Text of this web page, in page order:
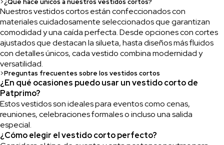
Nuestros vestidos cortos están confeccionados con
materiales cuidadosamente seleccionados que garantizan
comodidad y una caída perfecta. Desde opciones con cortes
ajustados que destacan la silueta, hasta diseños más fluidos
con detalles únicos, cada vestido combina modernidad y
versatilidad.
>Preguntas frecuentes sobre los vestidos cortos
¿En qué ocasiones puedo usar un vestido corto de
Patprimo?
Estos vestidos son ideales para eventos como cenas,
reuniones, celebraciones formales o incluso una salida
especial.
¿Cómo elegir el vestido corto perfecto?